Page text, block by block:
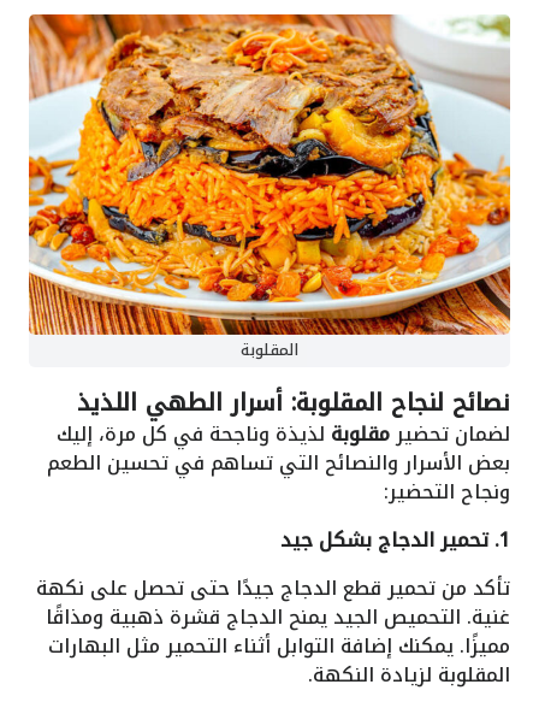
المقلوبة
نصائح لنجاح المقلوبة: أسرار الطهي اللذيذ
لضمان تحضيرمقلوبة لذيذة وناجحة في كل مرة، إليك
بعض الأسرار والنصائح التي تساهم في تحسين الطعم
ونجاح التحضير:
1. تحمير الدجاج بشكل جيد
تأكد من تحمير قطع الدجاج جيدًا حتى تحصل على نكهة
غنية. التحميص الجيد يمنح الدجاج قشرة ذهبية ومذاقًا
مميزًا. يمكنك إضافة التوابل أثناء التحمير مثل البهارات
المقلوبة لزيادة النكهة.